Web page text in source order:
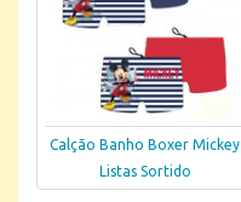
Calção Banho Boxer Mickey
Listas Sortido